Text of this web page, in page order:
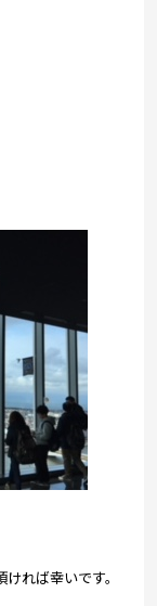
れば幸いです。